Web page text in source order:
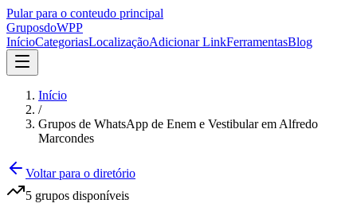
Pular para o conteudo principal
GruposdoWPP
InícioCategoriasLocalizaçãoAdicionar LinkFerramentasBlog
Início
/
Grupos de WhatsApp de Enem e Vestibular em Alfredo
Marcondes
Voltar para o diretório
5 grupos disponíveis